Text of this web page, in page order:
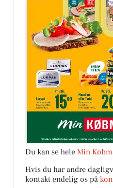
Du kan se hele Min
Hvis du har andre
kontakt endelig os på